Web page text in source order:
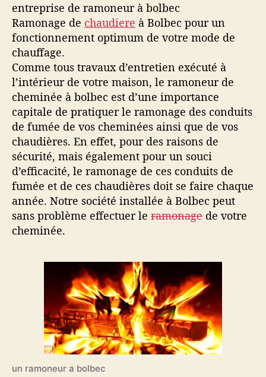
l
’
a
r
t
i
c
l
e
a
r
t
l
e
entreprise de ramoneur à bolbec
Ramonage de chaudiere à Bolbec pour un
fonctionnement optimum de votre mode de
chauffage.
Comme tous travaux d’entretien exécuté à
l’intérieur de votre maison, le ramoneur de
cheminée à bolbec est d’une importance
capitale de pratiquer le ramonage des conduits
de fumée de vos cheminées ainsi que de vos
chaudières. En effet, pour des raisons de
sécurité, mais également pour un souci
d’efficacité, le ramonage de ces conduits de
fumée et de ces chaudières doit se faire chaque
année. Notre société installée à Bolbec peut
sans problème effectuer le ramonage de votre
cheminée.
un ramoneur a bolbec